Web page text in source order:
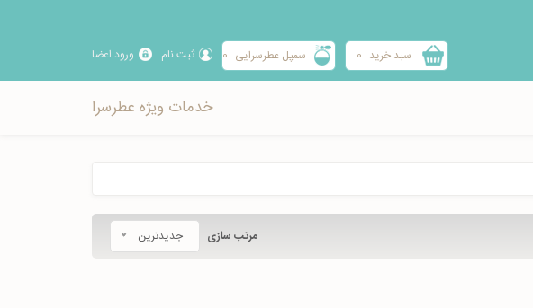
ورود اعضا ثبت نام سمپل عطرسرایی 0 سبد خرید 0
خدمات ویژه عطرسرا
مرتب سازی جدیدترین